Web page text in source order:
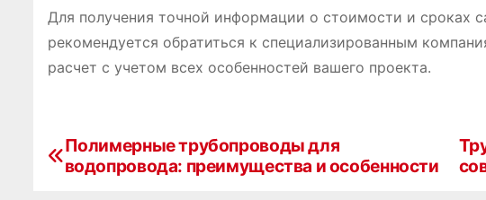
Для получения точной информации о стоимости и сроках
рекомендуется обратиться к специализированным
расчет с учетом всех особенностей вашего проекта.
НПолимерные трубопроводы для
водопровода: преимущества и особенности